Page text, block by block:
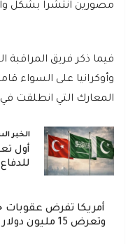
مصورين انتشرا بشكل
فيما ذكر فريق المراقبة
وأوكرانيا على السواء
المعارك التي انطلقت في 24 فبراير الماضي.
الخبر
أول
أمريكا تفرض عقوبات
وتعرض 15 مليون